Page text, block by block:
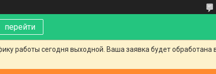
перейти
работы сегодня выходной. Ваша заявка будет